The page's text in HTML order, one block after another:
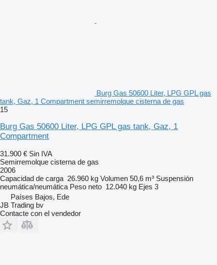
Burg Gas 50600 Liter, LPG GPL gas
tank, Gaz, 1 Compartment semirremolque cisterna de gas
15
Burg Gas 50600 Liter, LPG GPL gas tank, Gaz, 1
Compartment
31.900 € Sin IVA
Semirremolque cisterna de gas
2006
Capacidad de carga 26.960 kg Volumen 50,6 m³ Suspensión
neumática/neumática Peso neto 12.040 kg Ejes 3
Países Bajos, Ede
JB Trading bv
Contacte con el vendedor